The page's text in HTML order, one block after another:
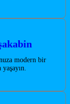
modern bir